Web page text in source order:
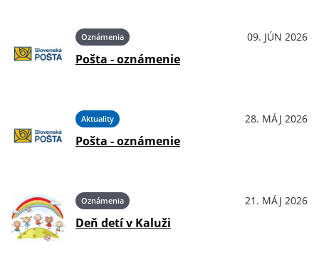
Oznámenia 09. JÚN 2026
Pošta - oznámenie
Aktuality 28. MÁJ 2026
Pošta - oznámenie
Oznámenia 21. MÁJ 2026
Deň detí v Kaluži